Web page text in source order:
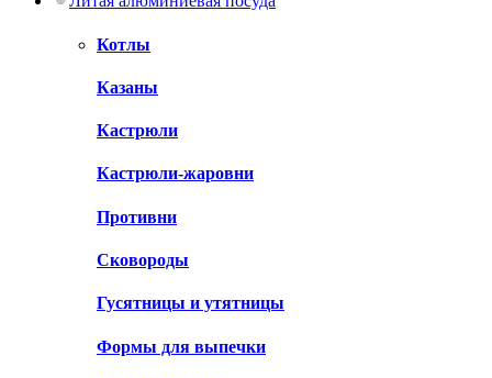
Котлы
Казаны
Кастрюли
Кастрюли-жаровни
Противни
Сковороды
Гусятницы и утятницы
Формы для выпечки